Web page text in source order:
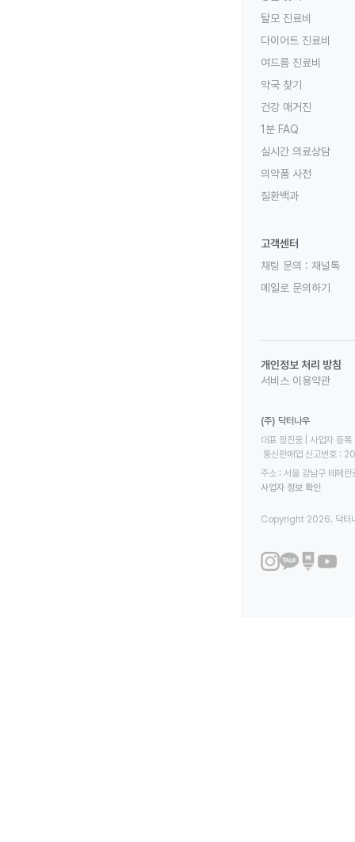
탈모 진료비
다이어트 진료비
여드름 진료비
약국 찾기
건강 매거진
1분 FAQ
실시간 의료상담
의약품 사전
질환백과
고객센터
채팅 문의 : 채널톡
메일로 문의하기
개인정보 처리 방침
서비스 이용약관
(주) 닥터나우
대표 정진웅 | 사업자
통신판매업 신고번호
주소 : 서울 강남구 테헤
사업자 정보 확인
Copyright 2026. 닥터